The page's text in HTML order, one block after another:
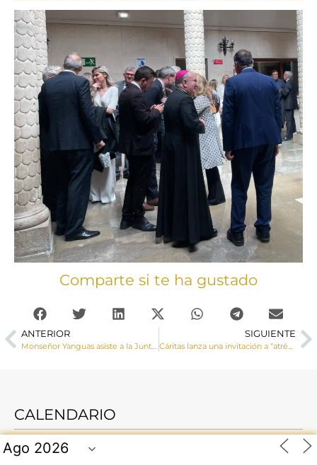
Comparte si te ha gustado
ANTERIOR SIGUIENTE
CALENDARIO